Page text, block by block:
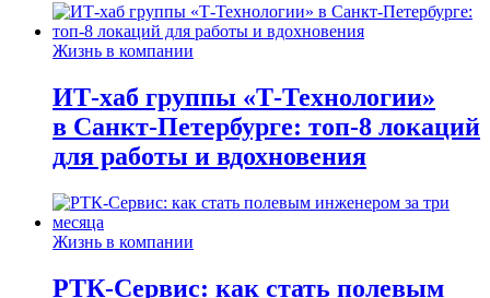
Жизнь в компании
ИТ-хаб группы «Т-Технологии»
в Санкт-Петербурге: топ-8 локаций
для работы и вдохновения
Жизнь в компании
РТК-Сервис: как стать полевым